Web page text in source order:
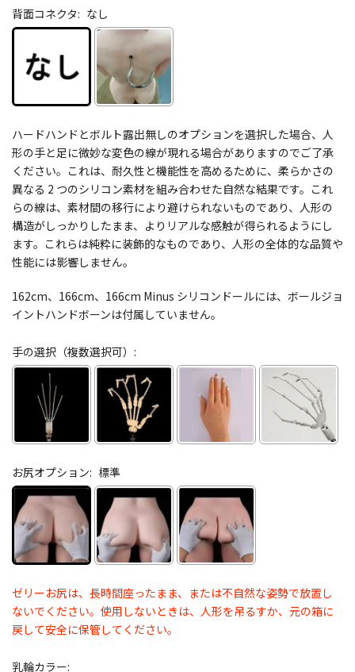
背面コネクタ: なし
ハードハンドとボルト露出無しのオプションを選択した場合、人
形の手と足に微妙な変色の線が現れる場合がありますのでご了承
ください。これは、耐久性と機能性を高めるために、柔らかさの
異なる 2 つのシリコン素材を組み合わせた自然な結果です。これ
らの線は、素材間の移行により避けられないものであり、人形の
構造がしっかりしたまま、よりリアルな感触が得られるようにし
ます。これらは純粋に装飾的なものであり、人形の全体的な品質や
性能には影響しません。
162cm、166cm、166cm Minus シリコンドールには、ボールジョ
イントハンドボーンは付属していません。
手の選択（複数選択可）:
お尻オプション: 標準
ゼリーお尻は、長時間座ったまま、または不自然な姿勢で放置し
ないでください。使用しないときは、人形を吊るすか、元の箱に
戻して安全に保管してください。
乳輪カラー: